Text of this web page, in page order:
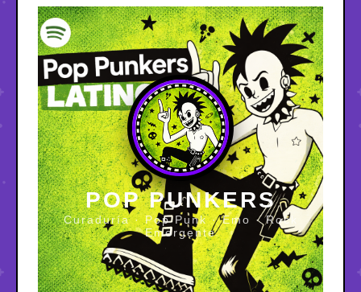
POP PUNKERS
Curaduría · Pop Punk · Emo · Rock
Emergente